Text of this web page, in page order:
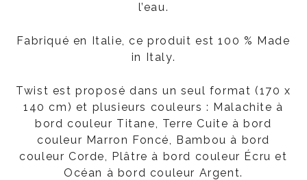
l’eau.
Fabriqué en Italie, ce produit est 100 % Made
in Italy.
Twist est proposé dans un seul format (170 x
140 cm) et plusieurs couleurs : Malachite à
bord couleur Titane, Terre Cuite à bord
couleur Marron Foncé, Bambou à bord
couleur Corde, Plâtre à bord couleur Écru et
Océan à bord couleur Argent.